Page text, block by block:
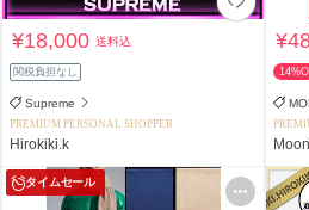
¥18,000送料込
関税負担なし
Supreme
PREMIUM PERSONAL SHOPPER
Hirokiki.k
タイムセール